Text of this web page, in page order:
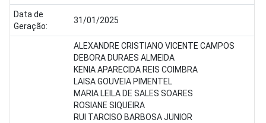
Data de
Geração:
31/01/2025
ALEXANDRE CRISTIANO VICENTE CAMPOS
DEBORA DURAES ALMEIDA
KENIA APARECIDA REIS COIMBRA
LAISA GOUVEIA PIMENTEL
MARIA LEILA DE SALES SOARES
ROSIANE SIQUEIRA
RUI TARCISO BARBOSA JUNIOR